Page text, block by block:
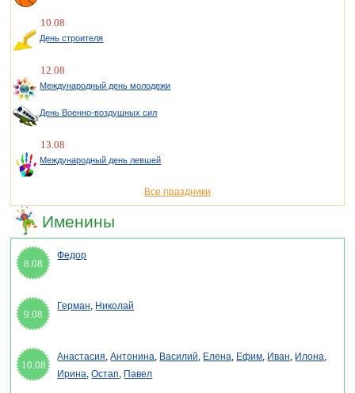
10.08
День строителя
12.08
Международный день молодежи
День Военно-воздушных сил
13.08
Международный день левшей
Все праздники
Именины
8.08
Федор
9.08
Герман, Николай
10.08
Анастасия,Антонина, Василий, Елена, Ефим, Иван, Илона,
Ирина,Остап, Павел